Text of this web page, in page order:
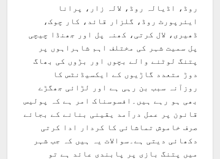
روڈ، اڈیالہ روڈ، لالہ زار، پرانا
ایئرپورٹ روڈ، گلزار قائد، کار چوک،
ڈھیری، لال کرتی، کھنہ پل اور جھنڈا چیچی
پل سمیت شہر کی مختلف اہم شاہراہوں پر
پتنگ لوٹنے والے بچوں اور بڑوں کی بھاگ
دوڑ متعدد گاڑیوں کے ایکسیڈنٹس کا
روزآنہ سبب بن رہی ہے اور لڑائی جھگڑے
بھی ہو رہے ہیں۔افسوسناک امر ہے کہ پولیس
قانون پر عمل درآمد یقینی بنانے کے بجائے
صرف خاموش تماشائی کا کردار ادا کرتی
دکھائی دیتی ہے۔سوالات یہ ہیں کہ جب شہر
میں پتنگ بازی پر پابندی عائد ہے تو